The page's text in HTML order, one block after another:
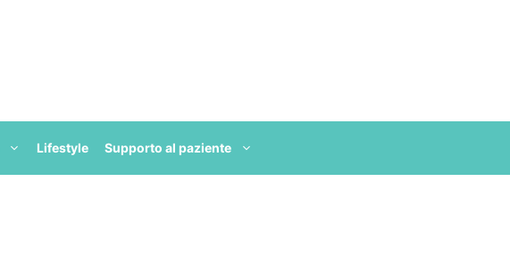
Lifestyle Supporto al paziente